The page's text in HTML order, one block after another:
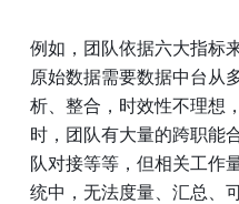
例如，团队依据六大指标
原始数据需要数据中台从
析、整合，时效性不理想
时，团队有大量的跨职能
队对接等等，但相关工作
统中，无法度量、汇总、